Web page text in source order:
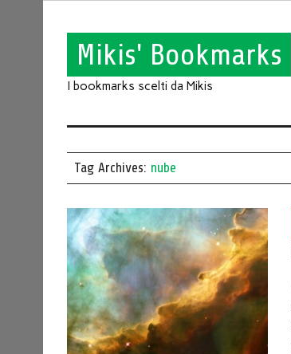
Mikis' Bookmarks
I bookmarks scelti da Mikis
Tag Archives: nube